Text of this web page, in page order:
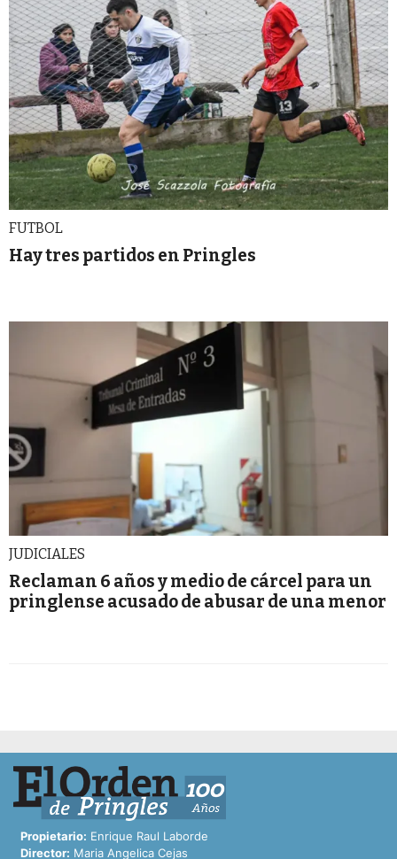
FUTBOL
Hay tres partidos en Pringles
JUDICIALES
Reclaman 6 años y medio de cárcel para un
pringlense acusado de abusar de una menor
Propietario: Enrique Raul Laborde
Director: Maria Angelica Cejas